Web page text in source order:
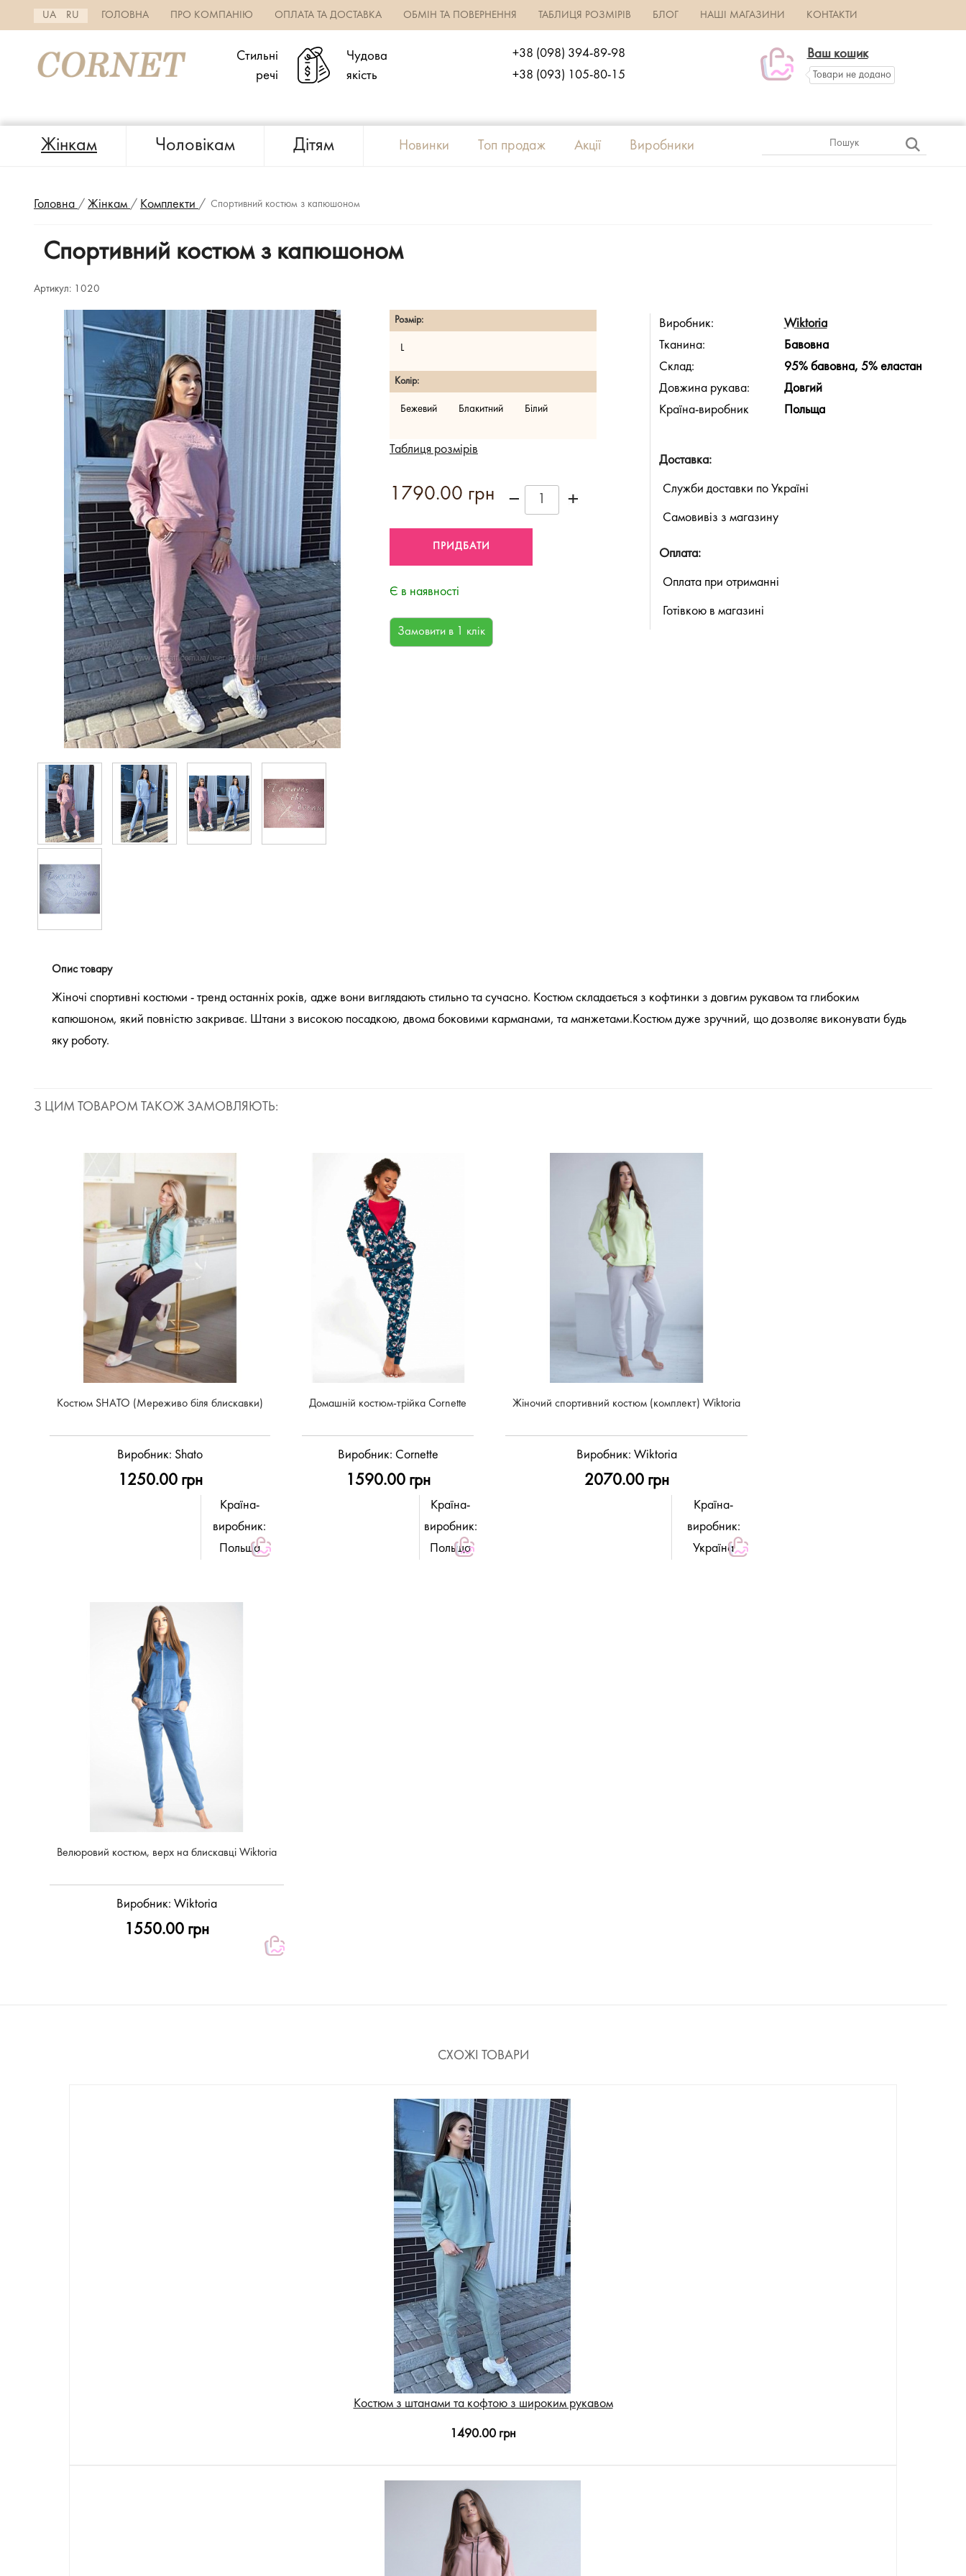
UA RU ГОЛОВНА ПРО КОМПАНІЮ ОПЛАТА ТА ДОСТАВКА ОБМІН ТА ПОВЕРНЕННЯ ТАБЛИЦЯ РОЗМІРІВ БЛОГ НАШІ МАГАЗИНИ КОНТАКТИ
Стильні
речі
Чудова
якість
+38 (098) 394-89-98
+38 (093) 105-80-15
Ваш кошик
Товари не додано
Жінкам Чоловікам Дітям Новинки Топ продаж Акції Виробники
Головна / Жінкам / Комплекти / Спортивний костюм з капюшоном
Спортивний костюм з капюшоном
Артикул: 1020
Розмір:
L
Колір:
Бежевий Блакитний Білий
Таблиця розмірів
1790.00 грн
Є в наявності
Виробник:
Wiktoria
Тканина:
Бавовна
Склад:
95% бавовна, 5% еластан
Довжина рукава:
Довгий
Країна-виробник
Польща
Доставка:
Служби доставки по Україні
Самовивіз з магазину
Оплата:
Оплата при отриманні
Готівкою в магазині
Опис товару
Жіночі спортивні костюми - тренд останніх років, адже вони виглядають стильно та сучасно. Костюм складається з кофтинки з довгим рукавом та глибоким
капюшоном, який повністю закриває. Штани з високою посадкою, двома боковими карманами, та манжетами.Костюм дуже зручний, що дозволяє виконувати будь
яку роботу.
З ЦИМ ТОВАРОМ ТАКОЖ ЗАМОВЛЯЮТЬ:
Костюм SHATO (Мереживо біля блискавки)
Виробник: Shato
1250.00 грн
Країна-
виробник:
Польща
Домашній костюм-трійка Cornette
Виробник: Cornette
1590.00 грн
Країна-
виробник:
Польща
Жіночий спортивний костюм (комплект) Wiktoria
Виробник: Wiktoria
2070.00 грн
Країна-
виробник:
Україна
Велюровий костюм, верх на блискавці Wiktoria
Виробник: Wiktoria
1550.00 грн
СХОЖІ ТОВАРИ
Костюм з штанами та кофтою з широким рукавом
1490.00 грн